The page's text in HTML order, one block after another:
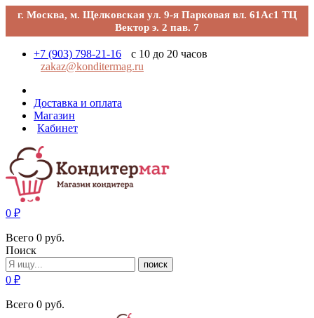
г. Москва, м. Щелковская ул. 9-я Парковая вл. 61Ас1 ТЦ
Вектор э. 2 пав. 7
+7 (903) 798-21-16
с 10 до 20 часов
zakaz@konditermag.ru
Доставка и оплата
Магазин
Кабинет
0 ₽
Всего 0 руб.
Поиск
поиск
0 ₽
Всего 0 руб.